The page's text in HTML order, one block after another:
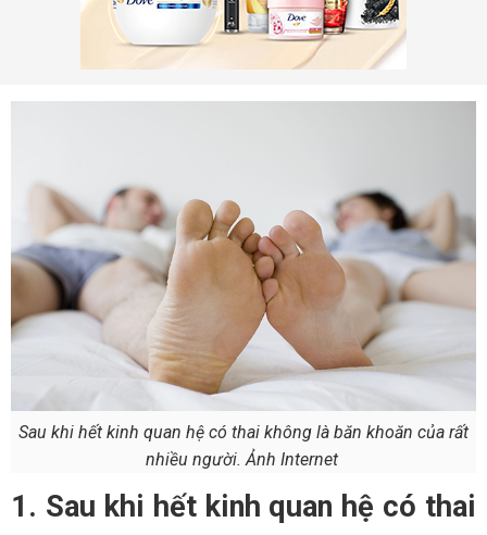
Sau khi hết kinh quan hệ có thai không là băn khoăn của rất
nhiều người. Ảnh Internet
1. Sau khi hết kinh quan hệ có thai